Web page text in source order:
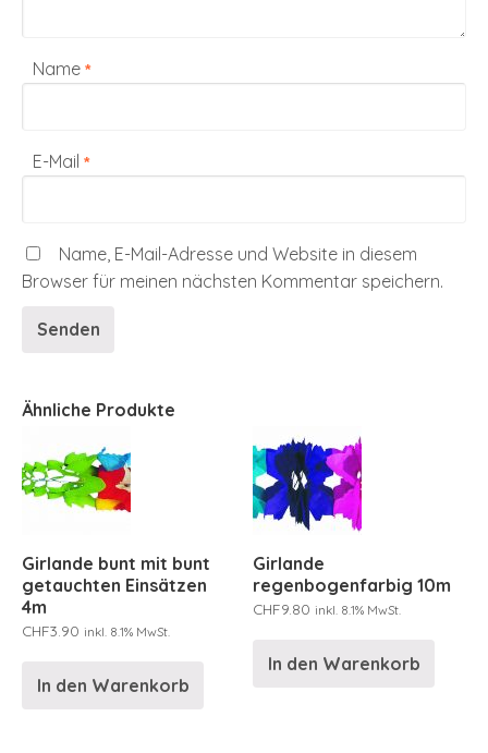
Name *
E-Mail *
Name, E-Mail-Adresse und Website in diesem
Browser für meinen nächsten Kommentar speichern.
Ähnliche Produkte
Girlande bunt mit bunt
getauchten Einsätzen
4m
CHF3.90 inkl. 8.1% MwSt.
In den Warenkorb
Girlande
regenbogenfarbig 10m
CHF9.80 inkl. 8.1% MwSt.
In den Warenkorb